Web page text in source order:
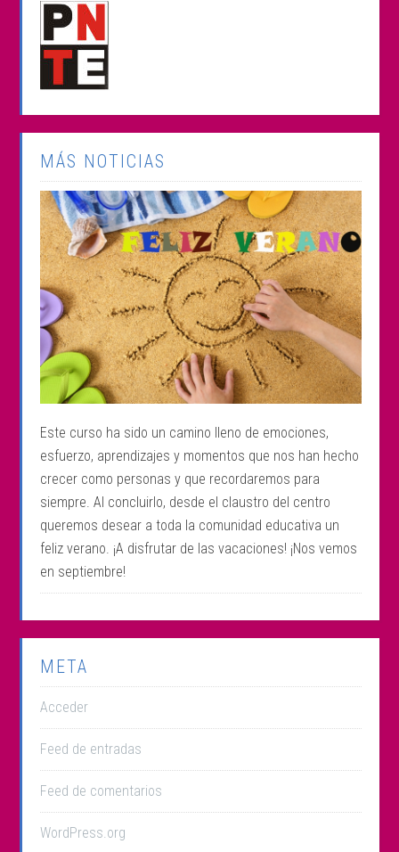
MÁS NOTICIAS
Este curso ha sido un camino lleno de emociones,
esfuerzo, aprendizajes y momentos que nos han hecho
crecer como personas y que recordaremos para
siempre. Al concluirlo, desde el claustro del centro
queremos desear a toda la comunidad educativa un
feliz verano. ¡A disfrutar de las vacaciones! ¡Nos vemos
en septiembre!
META
Acceder
Feed de entradas
Feed de comentarios
WordPress.org